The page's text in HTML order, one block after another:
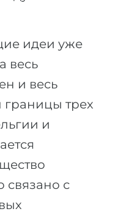
идеи уже
весь
и весь
трех
и
связано с